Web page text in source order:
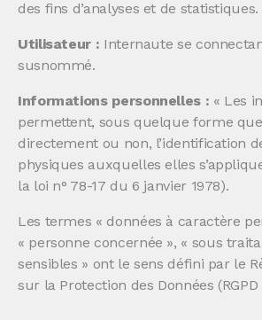
des fins d’analyses et de statistiques.
Utilisateur : Internaute se
susnommé.
Informations personnelles : « Les
permettent, sous quelque forme
directement ou non, l’identification
physiques auxquelles elles
la loi n° 78-17 du 6 janvier 1978).
Les termes « données à caractère
« personne concernée », « sous
sensibles » ont le sens défini par le
sur la Protection des Données (RGPD